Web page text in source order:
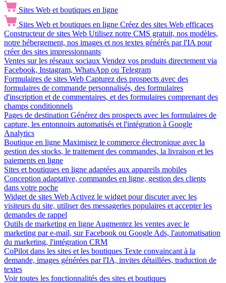
Sites Web et boutiques en ligne
Sites Web et boutiques en ligne Créez des sites Web efficaces
Constructeur de sites Web Utilisez notre CMS gratuit, nos modèles,
notre hébergement, nos images et nos textes générés par l'IA pour
créer des sites impressionnants
Ventes sur les réseaux sociaux Vendez vos produits directement via
Facebook, Instagram, WhatsApp ou Telegram
Formulaires de sites Web Capturez des prospects avec des
formulaires de commande personnalisés, des formulaires
d'inscription et de commentaires, et des formulaires comprenant des
champs conditionnels
Pages de destination Générez des prospects avec les formulaires de
capture, les entonnoirs automatisés et l'intégration à Google
Analytics
Boutique en ligne Maximisez le commerce électronique avec la
gestion des stocks, le traitement des commandes, la livraison et les
paiements en ligne
Sites et boutiques en ligne adaptées aux appareils mobiles
Conception adaptative, commandes en ligne, gestion des clients
dans votre poche
Widget de sites Web Activez le widget pour discuter avec les
visiteurs du site, utiliser des messageries populaires et accepter les
demandes de rappel
Outils de marketing en ligne Augmentez les ventes avec le
marketing par e-mail, sur Facebook ou Google Ads, l'automatisation
du marketing, l'intégration CRM
CoPilot dans les sites et les boutiques Texte convaincant à la
demande, images générées par l'IA, invites détaillées, traduction de
textes
Voir toutes les fonctionnalités des sites et boutiques